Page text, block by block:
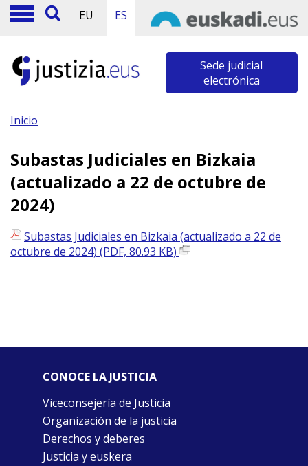
EU ES
Sede judicial
electrónica
Inicio
Subastas Judiciales en Bizkaia
(actualizado a 22 de octubre de
2024)
Subastas Judiciales en Bizkaia (actualizado a 22 de
octubre de 2024) (PDF, 80.93 KB)
CONOCE LA JUSTICIA
Viceconsejería de Justicia
Organización de la justicia
Derechos y deberes
Justicia y euskera